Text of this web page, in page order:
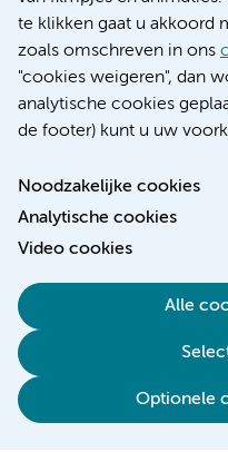
te klikken gaat u akkoord
zoals omschreven in ons
"cookies weigeren", dan
analytische cookies
de footer) kunt u uw
Noodzakelijke cookies
Analytische cookies
Video cookies
Alle
Optionele
Verwijzen &
Toegankelijkheidsverklaring
Responsible disclosure